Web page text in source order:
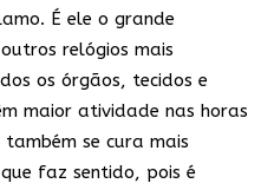
É ele o grande
relógios mais
os órgãos, tecidos e
maior atividade nas horas
se cura mais
faz sentido, pois é